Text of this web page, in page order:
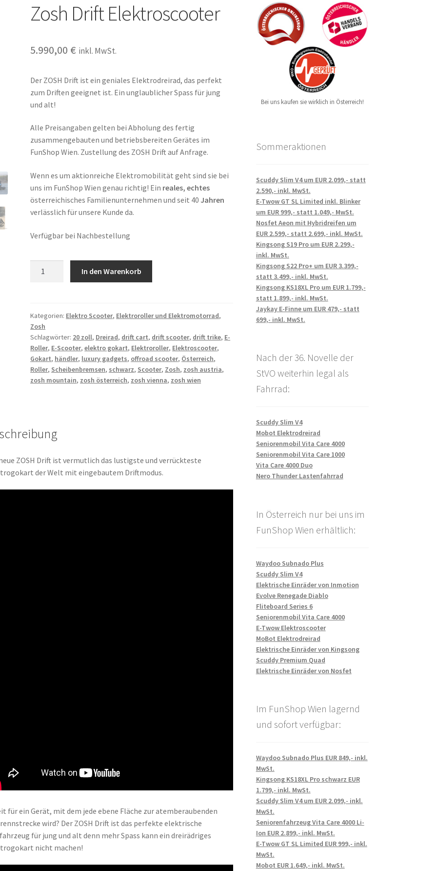
Zosh Drift Elektroscooter
5.990,00 € inkl. MwSt.
Der ZOSH Drift ist ein geniales Elektrodreirad, das perfekt
zum Driften geeignet ist. Ein unglaublicher Spass für jung
und alt!
Alle Preisangaben gelten bei Abholung des fertig
zusammengebauten und betriebsbereiten Gerätes im
FunShop Wien. Zustellung des ZOSH Drift auf Anfrage.
Wenn es um aktionreiche Elektromobilität geht sind sie bei
uns im FunShop Wien genau richtig! Ein reales, echtes
österreichisches Familienunternehmen und seit 40 Jahren
verlässlich für unsere Kunde da.
Verfügbar bei Nachbestellung
In den Warenkorb
Kategorien: Elektro Scooter, Elektroroller und Elektromotorrad,
Zosh
Schlagwörter: 20 zoll, Dreirad, drift cart, drift scooter, drift trike, E-
Roller, E-Scooter,elektro gokart, Elektroroller, Elektroscooter,
Gokart, händler, luxury gadgets, offroad scooter, Österreich,
Roller, Scheibenbremsen, schwarz, Scooter, Zosh, zosh austria,
zosh mountain, zosh österreich, zosh vienna, zosh wien
ZOSH Drift ist vermutlich das lustigste und verrückteste
der Welt mit eingebautem Driftmodus.
für ein Gerät, mit dem jede ebene Fläche zur atemberaubenden
wird? Der ZOSH Drift ist das perfekte elektrische
für jung und alt denn mehr Spass kann ein dreirädriges
nicht machen!
Bei uns kaufen sie wirklich in Österreich!
Sommeraktionen
Scuddy Slim V4 um EUR 2.099,- statt
2.590,- inkl. MwSt.
E-Twow GT SL Limited inkl. Blinker
um EUR 999,- statt 1.049,- MwSt.
Nosfet Aeon mit Hybridreifen um
EUR 2.599,- statt 2.699,- inkl. MwSt.
Kingsong S19 Pro um EUR 2.299,-
inkl. MwSt.
Kingsong S22 Pro+ um EUR 3.399,-
statt 3.499,- inkl. MwSt.
Kingsong KS18XL Pro um EUR 1.799,-
statt 1.899,- inkl. MwSt.
Jaykay E-Finne um EUR 479,- statt
699,- inkl. MwSt.
Nach der 36. Novelle der
StVO weiterhin legal als
Fahrrad:
Scuddy Slim V4
Mobot Elektrodreirad
Seniorenmobil Vita Care 4000
Seniorenmobil Vita Care 1000
Vita Care 4000 Duo
Nero Thunder Lastenfahrrad
In Österreich nur bei uns im
FunShop Wien erhältlich:
Waydoo Subnado Plus
Scuddy Slim V4
Elektrische Einräder von Inmotion
Evolve Renegade Diablo
Fliteboard Series 6
Seniorenmobil Vita Care 4000
E-Twow Elektroscooter
MoBot Elektrodreirad
Elektrische Einräder von Kingsong
Scuddy Premium Quad
Elektrische Einräder von Nosfet
Im FunShop Wien lagernd
und sofort verfügbar:
Waydoo Subnado Plus EUR 849,- inkl.
MwSt.
Kingsong KS18XL Pro schwarz EUR
1.799,- inkl. MwSt.
Scuddy Slim V4 um EUR 2.099,- inkl.
MwSt.
Seniorenfahrzeug Vita Care 4000 Li-
Ion EUR 2.899,- inkl. MwSt.
E-Twow GT SL Limited EUR 999,- inkl.
MwSt.
Mobot EUR 1.649,- inkl. MwSt.